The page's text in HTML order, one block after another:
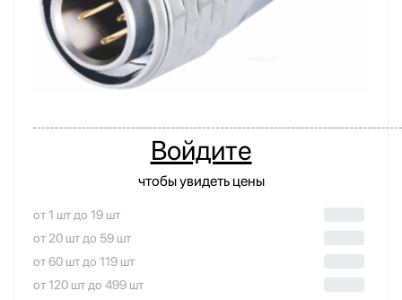
Войдите
чтобы увидеть цены
от 1 шт до 19 шт
от 20 шт до 59 шт
от 60 шт до 119 шт
от 120 шт до 499 шт